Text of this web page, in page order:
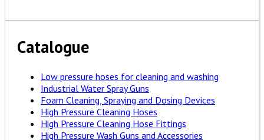
Catalogue
Low pressure hoses for cleaning and washing
Industrial Water Spray Guns
Foam Cleaning, Spraying and Dosing Devices
High Pressure Cleaning Hoses
High Pressure Cleaning Hose Fittings
High Pressure Wash Guns and Accessories